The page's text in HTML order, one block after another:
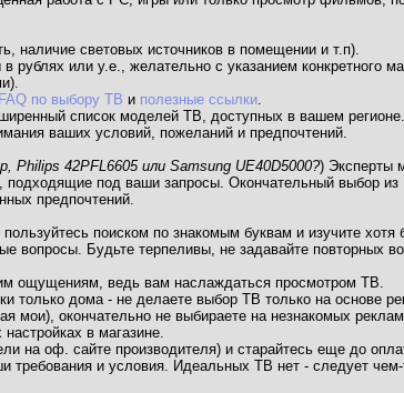
наличие световых источников в помещении и т.п).
или у.е., желательно с указанием конкретного
FAQ по выбору ТВ и полезные ссылки.
список моделей ТВ, доступных в вашем регионе.
ваших условий, пожеланий и предпочтений.
Philips 42PFL6605 или Samsung UE40D5000?) Эксперты
подходящие под ваши запросы. Окончательный выбор из
предпочтений.
поиском по знакомым буквам и изучите хотя
вопросы. Будьте терпеливы, не задавайте повторных
ощущениям, ведь вам наслаждаться просмотром ТВ.
только дома - не делаете выбор ТВ только на основе
мои), окончательно не выбираете на незнакомых
в магазине.
на оф. сайте производителя) и старайтесь еще до
требования и условия. Идеальных ТВ нет - следует чем-